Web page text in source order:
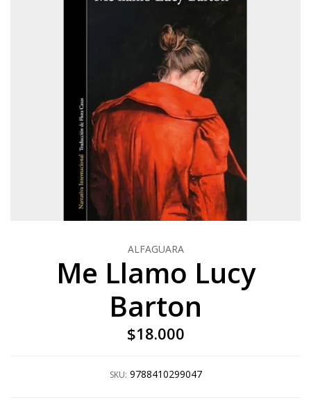
ALFAGUARA
Me Llamo Lucy
Barton
$18.000
SKU: 9788410299047